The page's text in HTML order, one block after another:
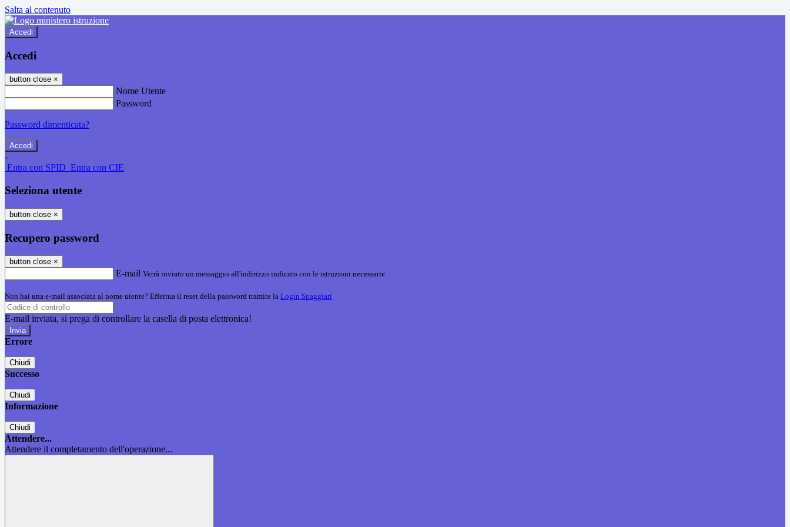
Salta al contenuto
Accedi
Accedi
button close ×
Nome Utente
Password
Password dimenticata?
-
Entra con SPID Entra con CIE
Seleziona utente
button close ×
Recupero password
button close ×
E-mail Verrà inviato un messaggio all'indirizzo indicato con le istruzioni necessarie.
Non hai una e-mail associata al nome utente? Effettua il reset della password tramite la Login Spaggiari
E-mail inviata, si prega di controllare la casella di posta elettronica!
Errore
Chiudi
Successo
Chiudi
Informazione
Chiudi
Attendere...
Attendere il completamento dell'operazione...